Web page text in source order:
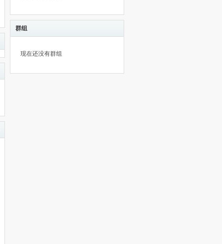
群组
现在还没有群组